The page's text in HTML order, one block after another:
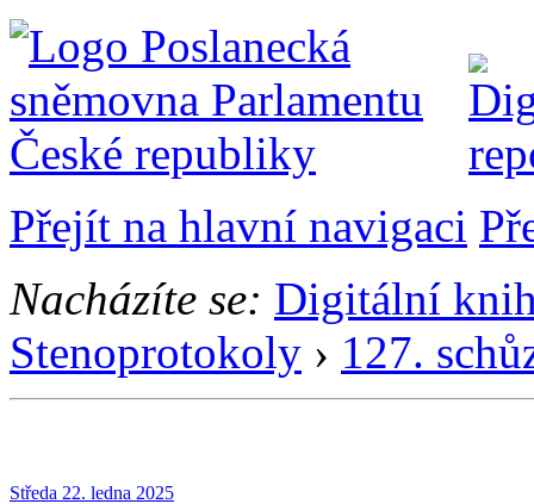
Přejít na hlavní navigaci
Nacházíte se: Digitální
Stenoprotokoly › 127.
Středa 22. ledna 2025